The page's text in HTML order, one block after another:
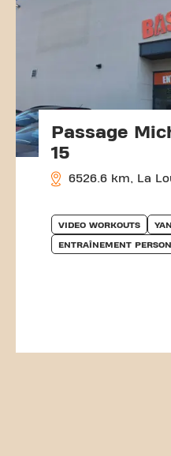
Passage
15
6526.6 km, La
VIDEO WORKOUTS
ENTRAÎNEMENT